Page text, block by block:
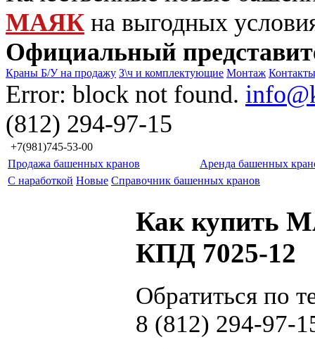
МАЯК на выгодных
Официальный
Краны Б/У на продажу З\ч и комплектующие Монтаж Контакты
Error: block not found.
(812) 294-97-15
+7(981)745-53-00
Продажа башенных кранов
Аренда башенных
С наработкой Новые Справочник башенных кранов
Как купить
КПД 7025-12
Обратиться по
8 (812) 294-97-